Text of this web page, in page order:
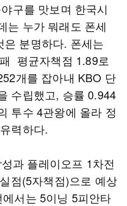
구를 맛보며 한국시
는 누가 뭐래도 폰세
분명하다. 폰세는
평균자책점 1.89로
개를 잡아내 KBO 단
수립했고, 승률 0.944
투수 4관왕에 올라 정
력하다.
과 플레이오프 1차전
점(5자책점)으로 예상
서는 5이닝 5피안타